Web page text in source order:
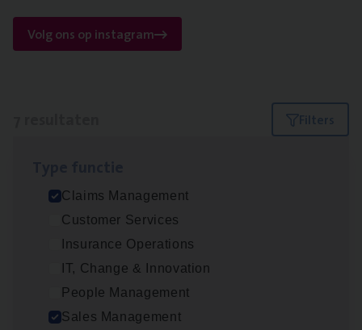
Volg ons op instagram
Filters
Claims Management
Customer Services
Insurance Operations
IT, Change & Innovation
People Management
Sales Management
Insu­ran­ce Bro­ker Trans­port
Sales Management
Antwerpen
Scha­de­be­heer­der verzekeringen